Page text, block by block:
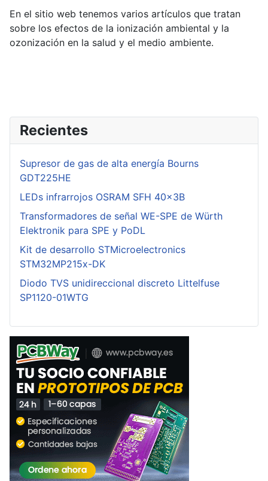
En el sitio web tenemos varios artículos que tratan
sobre los efectos de la ionización ambiental y la
ozonización en la salud y el medio ambiente.
Recientes
Supresor de gas de alta energía Bourns
GDT225HE
LEDs infrarrojos OSRAM SFH 40x3B
Transformadores de señal WE-SPE de Würth
Elektronik para SPE y PoDL
Kit de desarrollo STMicroelectronics
STM32MP215x-DK
Diodo TVS unidireccional discreto Littelfuse
SP1120-01WTG